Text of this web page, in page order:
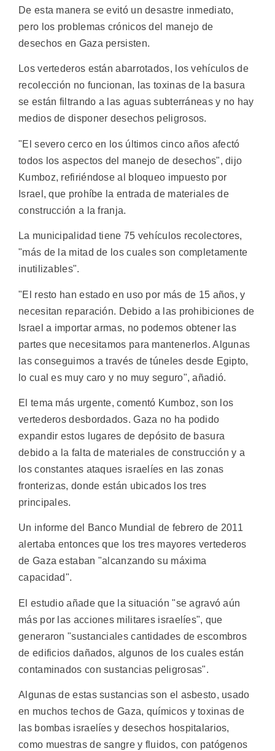
De esta manera se evitó un desastre inmediato,
pero los problemas crónicos del manejo de
desechos en Gaza persisten.
Los vertederos están abarrotados, los vehículos de
recolección no funcionan, las toxinas de la basura
se están filtrando a las aguas subterráneas y no hay
medios de disponer desechos peligrosos.
"El severo cerco en los últimos cinco años afectó
todos los aspectos del manejo de desechos", dijo
Kumboz, refiriéndose al bloqueo impuesto por
Israel, que prohíbe la entrada de materiales de
construcción a la franja.
La municipalidad tiene 75 vehículos recolectores,
"más de la mitad de los cuales son completamente
inutilizables".
"El resto han estado en uso por más de 15 años, y
necesitan reparación. Debido a las prohibiciones de
Israel a importar armas, no podemos obtener las
partes que necesitamos para mantenerlos. Algunas
las conseguimos a través de túneles desde Egipto,
lo cual es muy caro y no muy seguro", añadió.
El tema más urgente, comentó Kumboz, son los
vertederos desbordados. Gaza no ha podido
expandir estos lugares de depósito de basura
debido a la falta de materiales de construcción y a
los constantes ataques israelíes en las zonas
fronterizas, donde están ubicados los tres
principales.
Un informe del Banco Mundial de febrero de 2011
alertaba entonces que los tres mayores vertederos
de Gaza estaban "alcanzando su máxima
capacidad".
El estudio añade que la situación "se agravó aún
más por las acciones militares israelíes", que
generaron "sustanciales cantidades de escombros
de edificios dañados, algunos de los cuales están
contaminados con sustancias peligrosas".
Algunas de estas sustancias son el asbesto, usado
en muchos techos de Gaza, químicos y toxinas de
las bombas israelíes y desechos hospitalarios,
como muestras de sangre y fluidos, con patógenos